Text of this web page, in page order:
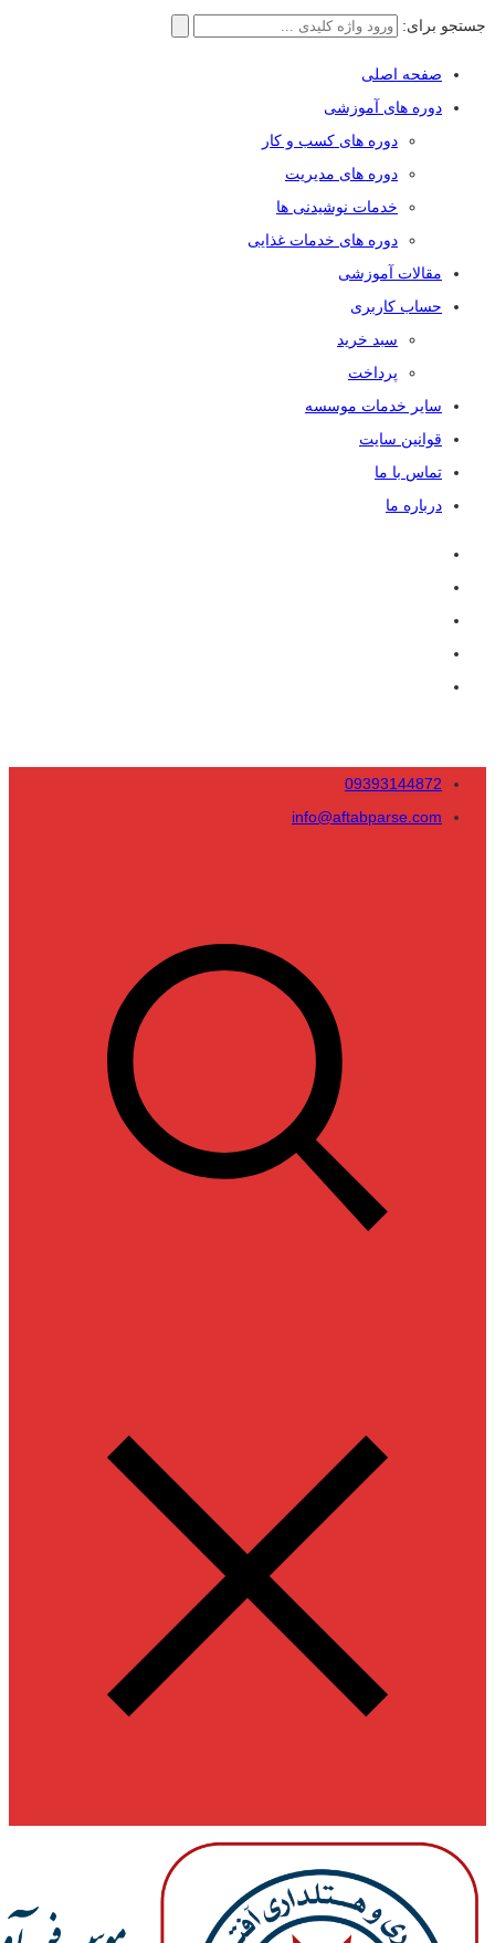
جستجو برای:
صفحه اصلی
دوره های آموزشی
دوره های کسب و کار
دوره های مدیریت
خدمات نوشیدنی ها
دوره های خدمات غذایی
مقالات آموزشی
حساب کاربری
سبد خرید
پرداخت
سایر خدمات موسسه
قوانین سایت
تماس با ما
درباره ما
09393144872
info@aftabparse.com